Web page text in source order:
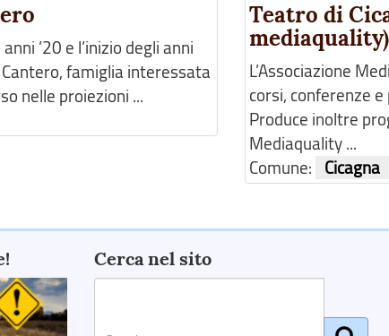
’20 e l’inizio degli anni
famiglia interessata
nelle proiezioni ...
Teatro di
mediaquality)
L’Associazione
corsi, conferenze
Produce inoltre
Mediaquality ...
Comune:
Cicagna
Cerca nel sito